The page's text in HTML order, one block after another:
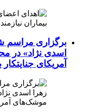
برگزاری مراسم
اسدی نژاد»
آمریکای جنایتکار